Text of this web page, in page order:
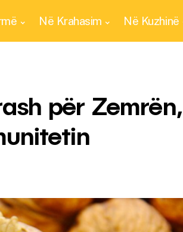
Në Krahasim Në Kuzhinë
për Zemrën,